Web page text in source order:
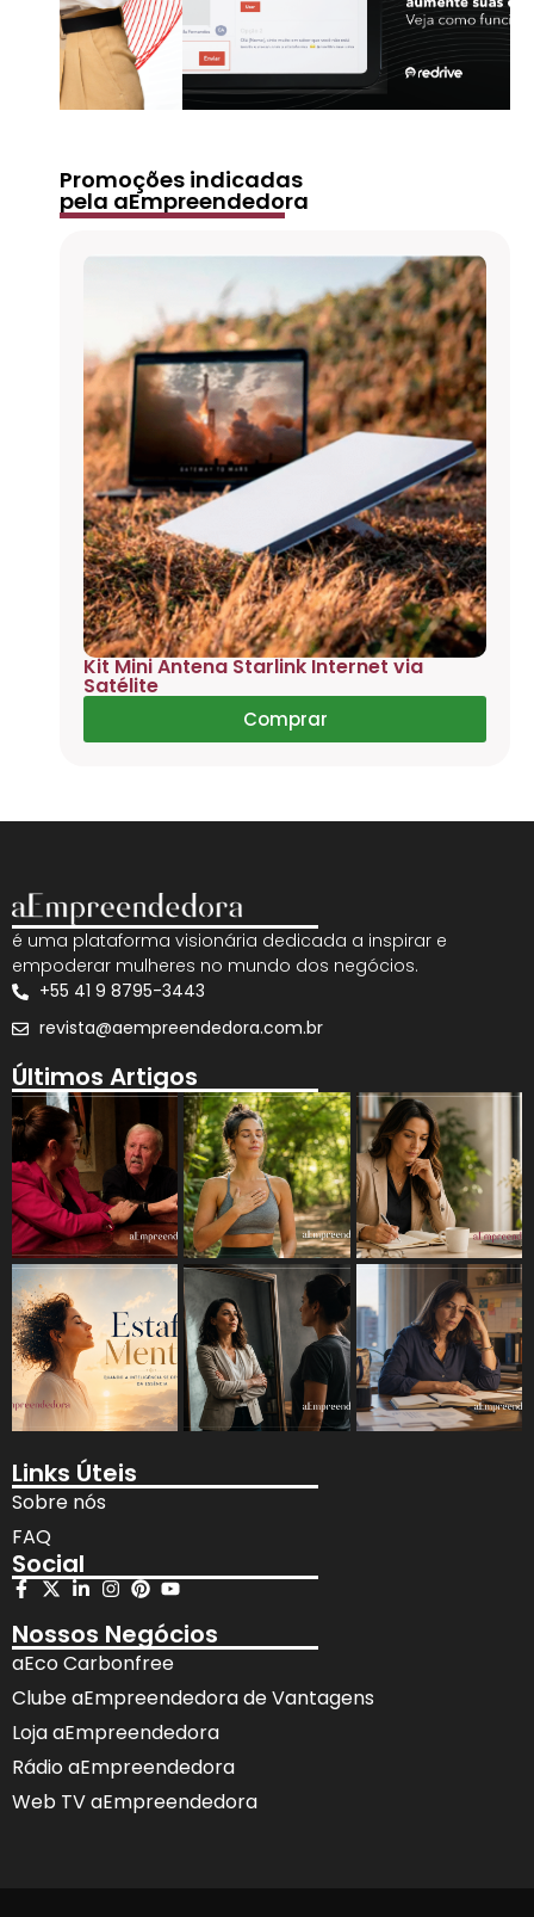
Promoções indicadas
pela aEmpreendedora
Kit Mini Antena Starlink Internet via
Satélite
Comprar
é uma plataforma visionária dedicada a inspirar e
empoderar mulheres no mundo dos negócios.
+55 41 9 8795-3443
revista@aempreendedora.com.br
Últimos Artigos
Links Úteis
Sobre nós
FAQ
Social
Nossos Negócios
aEco Carbonfree
Clube aEmpreendedora de Vantagens
Loja aEmpreendedora
Rádio aEmpreendedora
Web TV aEmpreendedora